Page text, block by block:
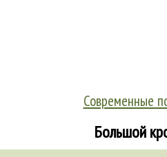
Современные
Большой